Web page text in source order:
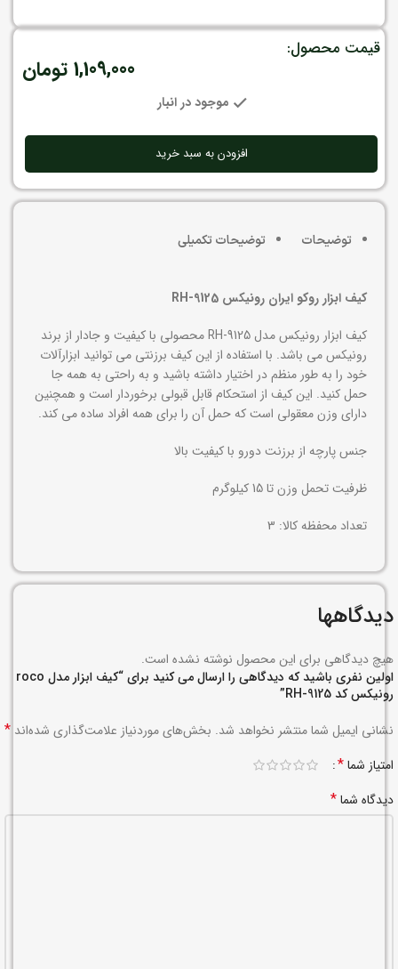
قیمت محصول:
1,109,000 تومان
موجود در انبار
افزودن به سبد خرید
توضیحات توضیحات تکمیلی
کیف ابزار روکو ایران رونیکس RH-9125
کیف ابزار رونیکس مدل RH-9125 محصولی با کیفیت و جادار از برند
رونیکس می باشد. با استفاده از این کیف برزنتی می توانید ابزارآلات
خود را به طور منظم در اختیار داشته باشید و به راحتی به همه جا
حمل کنید. این کیف از استحکام قابل قبولی برخوردار است و همچنین
دارای وزن معقولی است که حمل آن را برای همه افراد ساده می کند.
جنس پارچه از برزنت دورو با کیفیت بالا
ظرفیت تحمل وزن تا 15 کیلوگرم
تعداد محفظه کالا: 3
دیدگاهها
هیچ دیدگاهی برای این محصول نوشته نشده است.
اولین نفری باشید که دیدگاهی را ارسال می کنید برای “کیف ابزار مدل roco
رونیکس کد RH-9125”
نشانی ایمیل شما منتشر نخواهد شد. بخش‌های موردنیاز علامت‌گذاری شده‌اند *
امتیاز شما*
دیدگاه شما*